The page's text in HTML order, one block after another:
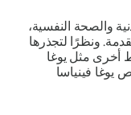
والصحة النفسية،
ونظرًا لتجذرها
مثل يوغا
فينياسا